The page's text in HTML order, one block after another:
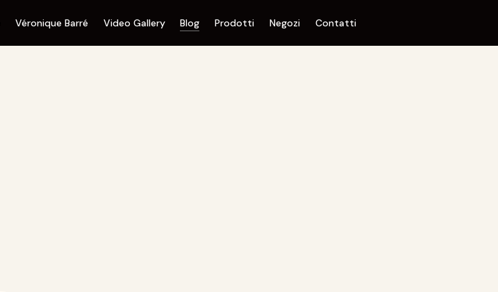
Véronique Barré Video Gallery Blog Prodotti Negozi Contatti